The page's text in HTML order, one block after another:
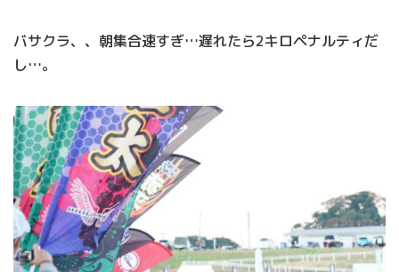
バサクラ、、朝集合速すぎ…遅れたら2キロペナルティだ
し…。